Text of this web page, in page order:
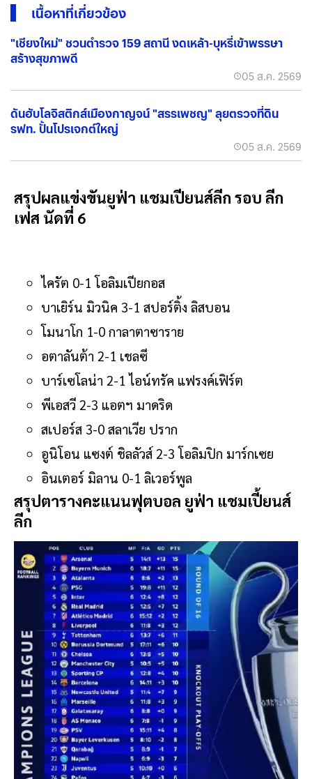
เนื้อหาที่เกี่ยวข้อง
"เชียงใหม่" ชวนตำรวจ 159 สถานี งดเหล้า-บุหรี่เข้าพรรษา
สร้างสุขภาพดี
05 ส.ค. 2569
ดันฮับโลจิสติกส์เมืองกาญจน์ "สรรเพชญ" ลุยตรวจที่ดิน
รฟท. ปั้นโปรเจกต์ใหญ่
05 ส.ค. 2569
สรุปผลแข่งขันยูฟ่า แชมเปียนส์ลีก รอบ ลีก
เฟส นัดที่ 6
ไครัต 0-1 โอลิมเปียกอส
บาเยิร์น มิวนิค 3-1 สปอร์ติ้ง ลิสบอน
โมนาโก 1-0 กาลาตาซาราย
อตาลันต้า 2-1 เชลซี
บาร์เซโลน่า 2-1 ไอน์ทรัค แฟรงค์เฟิร์ต
พีเอสวี 2-3 แอตฯ มาดริด
สเปอร์ส 3-0 สลาเวีย ปราก
อูนิโอน แซงต์ ชิลลัวส์ 2-3 โอลิมปิก มาร์กเซย
อินเตอร์ มิลาน 0-1 ลิเวอร์พูล
สรุปตารางคะแนนฟุตบอล ยูฟ่า แชมเปี้ยนส์
ลีก